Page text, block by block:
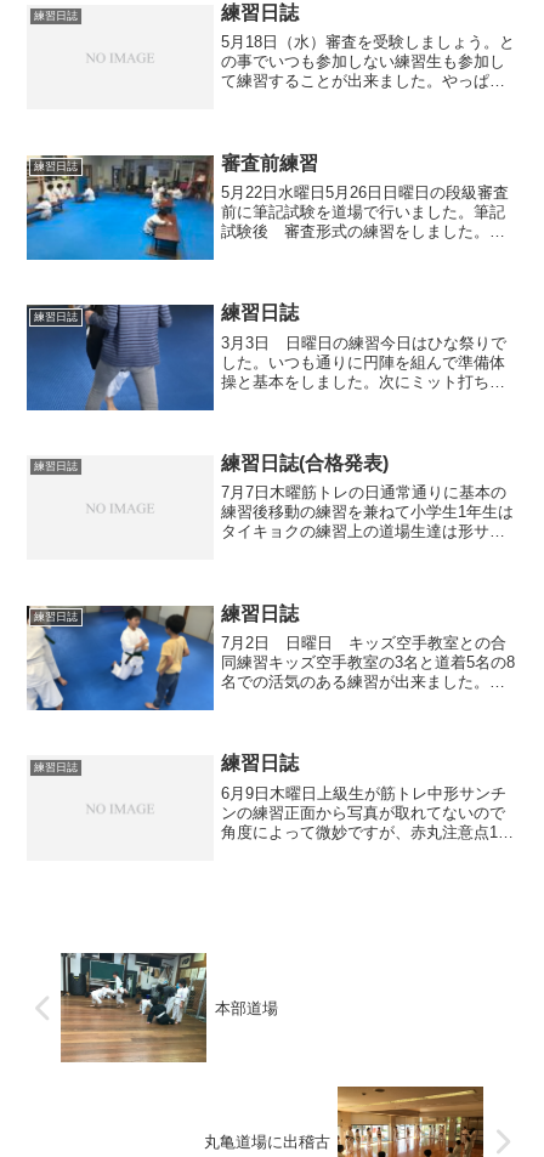
練習日誌 練習日誌
5月18日（水）審査を受験しましょう。と
の事でいつも参加しない練習生も参加し
て練習することが出来ました。やっぱり
まう場合や、突き手が...
練習日誌 審査前練習
5月22日水曜日5月26日日曜日の段級審査
前に筆記試験を道場で行いました。筆記
試験後 審査形式の練習をしました。移
査頑張って合格...
練習日誌 練習日誌
3月3日 日曜日の練習今日はひな祭りで
した。いつも通りに円陣を組んで準備体
操と基本をしました。次にミット打ちの
なので道場に1名の女の...
練習日誌 練習日誌(合格発表)
7月7日木曜筋トレの日通常通りに基本の
練習後移動の練習を兼ねて小学生1年生は
タイキョクの練習上の道場生達は形サン
皆で「あーあー」とい...
練習日誌 練習日誌
7月2日 日曜日 キッズ空手教室との合
同練習キッズ空手教室の3名と道着5名の8
名での活気のある練習が出来ました。そ
中段と上段の位置を...
練習日誌 練習日誌
6月9日木曜日上級生が筋トレ中形サンチ
ンの練習正面から写真が取れてないので
角度によって微妙ですが、赤丸注意点1年
本部道場
丸亀道場に出稽古